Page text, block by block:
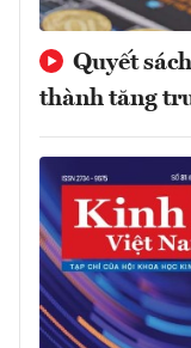
Quyết
thành tăng